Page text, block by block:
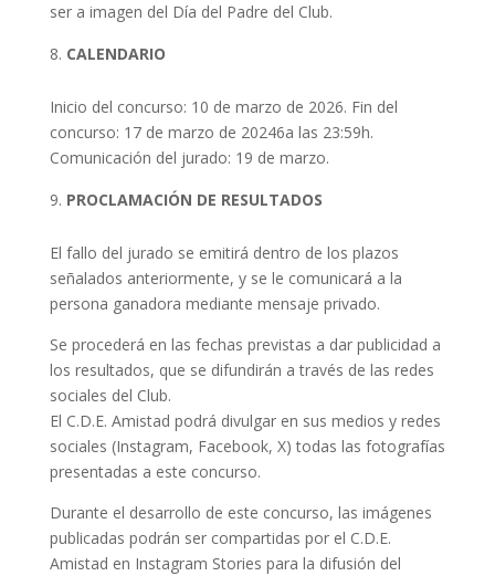
ser a imagen del Día del Padre del Club.
CALENDARIO
Inicio del concurso: 10 de marzo de 2026. Fin del
concurso: 17 de marzo de 20246a las 23:59h.
Comunicación del jurado: 19 de marzo.
PROCLAMACIÓN DE RESULTADOS
El fallo del jurado se emitirá dentro de los plazos
señalados anteriormente, y se le comunicará a la
persona ganadora mediante mensaje privado.
Se procederá en las fechas previstas a dar publicidad a
los resultados, que se difundirán a través de las redes
sociales del Club.
El C.D.E. Amistad podrá divulgar en sus medios y redes
sociales (Instagram, Facebook, X) todas las fotografías
presentadas a este concurso.
Durante el desarrollo de este concurso, las imágenes
publicadas podrán ser compartidas por el C.D.E.
Amistad en Instagram Stories para la difusión del